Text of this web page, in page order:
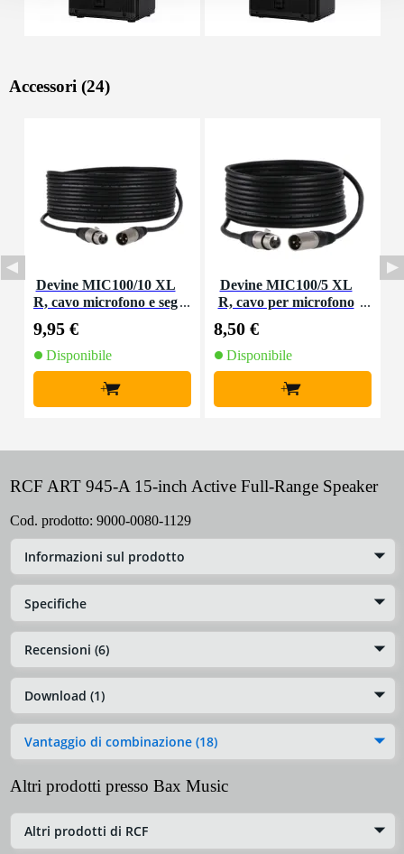
Accessori (24)
Devine MIC100/10 XL
R, cavo microfono e seg
9,95 €
Disponibile
+
Devine MIC100/5 XL
R, cavo per microfono
8,50 €
Disponibile
+
RCF ART 945-A 15-inch Active Full-Range Speaker
Cod. prodotto: 9000-0080-1129
Informazioni sul prodotto
Specifiche
Recensioni (6)
Download (1)
Vantaggio di combinazione (18)
Altri prodotti presso Bax Music
Altri prodotti di RCF